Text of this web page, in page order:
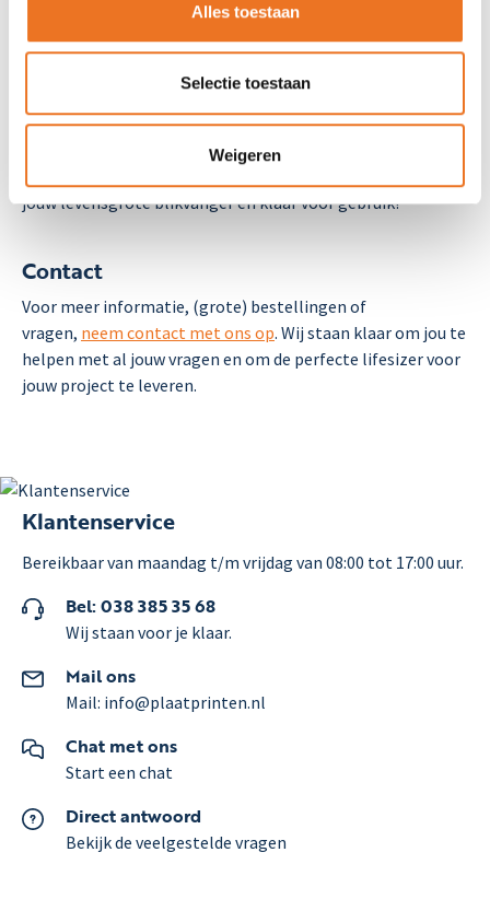
Alles toestaan
Selectie toestaan
Weigeren
volledig, van ontwerp tot formaat, om aan te sluiten
bij jouw marketingbehoeften.
Bestel nu jouw gepersonaliseerde lifesizer
Begin nu met het ontwerpen van jouw eigen lifesizer en
laat jouw boodschap letterlijk boven de rest uitsteken.
jouw levensgrote blikvanger en klaar voor gebruik!
Contact
Voor meer informatie, (grote) bestellingen of
vragen, neem contact met ons op. Wij staan klaar om jou te
helpen met al jouw vragen en om de perfecte lifesizervoor
jouw project te leveren.
Klantenservice
Bereikbaar van maandag t/m vrijdag van 08:00 tot 17:00 uur.
Bel: 038 385 35 68
Wij staan voor je klaar.
Mail ons
Mail: info@plaatprinten.nl
Chat met ons
Start een chat
Direct antwoord
Bekijk de veelgestelde vragen